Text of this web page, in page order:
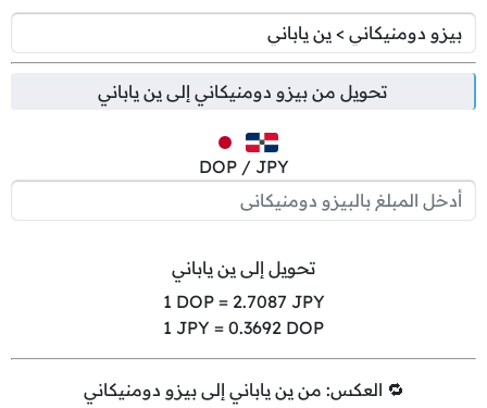
تحويل من بيزو دومنيكاني إلى ين ياباني
DOP / JPY
تحويل إلى ين ياباني
1 DOP = 2.7087 JPY
1 JPY = 0.3692 DOP
🔁 العكس: من ين ياباني إلى بيزو دومنيكاني